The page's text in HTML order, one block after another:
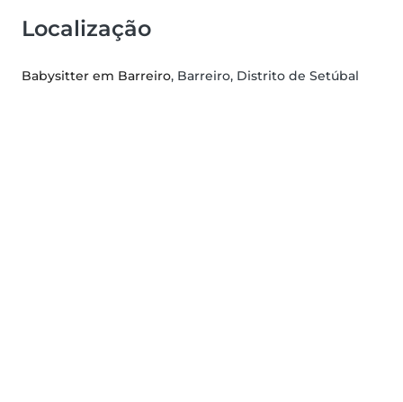
Localização
Babysitter em Barreiro, Barreiro, Distrito de Setúbal